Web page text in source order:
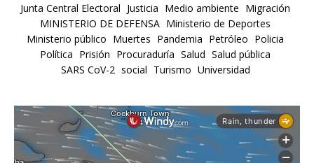
Junta Central Electoral Justicia Medio ambiente Migración
MINISTERIO DE DEFENSA Ministerio de Deportes
Ministerio público Muertes Pandemia Petróleo Policia
Política Prisión Procuraduría Salud Salud pública
SARS CoV-2 social Turismo Universidad